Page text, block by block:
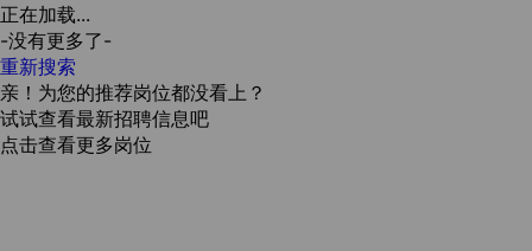
正在加载...
-没有更多了-
重新搜索
亲！为您的推荐岗位都没看上？
试试查看最新招聘信息吧
点击查看更多岗位